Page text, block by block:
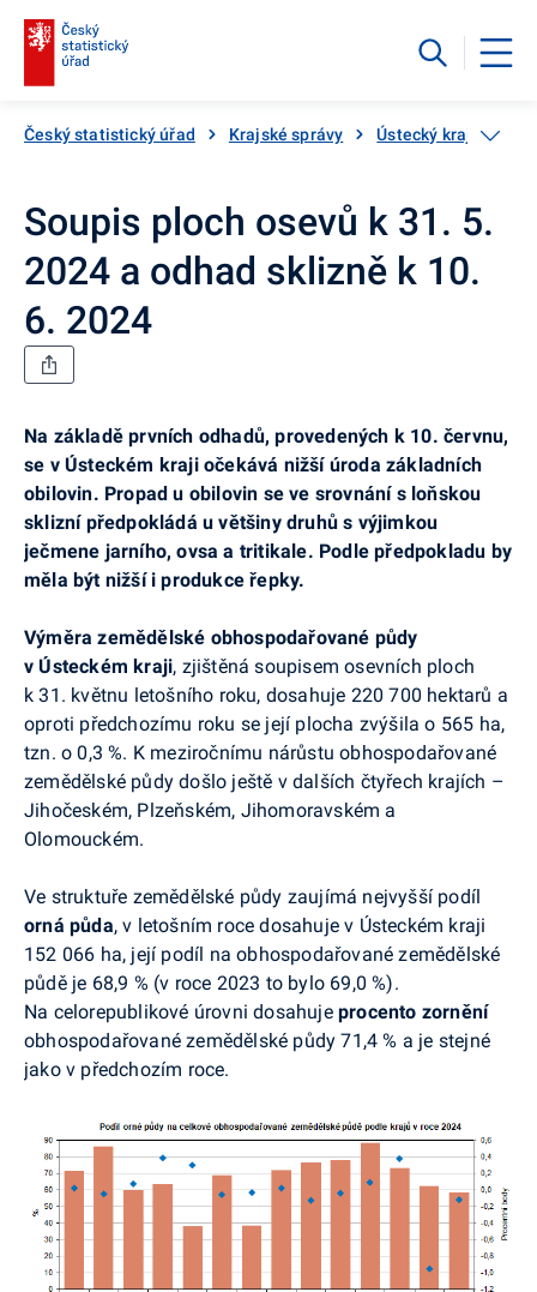
Český statistický úřad Krajské správy Ústecký kraj
Soupis ploch osevů k 31. 5.
2024 a odhad sklizně k 10.
6. 2024
Na základě prvních odhadů, provedených k 10. červnu,
se v Ústeckém kraji očekává nižší úroda základních
obilovin. Propad u obilovin se ve srovnání s loňskou
sklizní předpokládá u většiny druhů s výjimkou
ječmene jarního, ovsa a tritikale. Podle předpokladu by
měla být nižší i produkce řepky.
Výměra zemědělské obhospodařované půdy
v Ústeckém kraji, zjištěná soupisem osevních ploch
k 31. květnu letošního roku, dosahuje 220 700 hektarů a
oproti předchozímu roku se její plocha zvýšila o 565 ha,
tzn. o 0,3 %. K meziročnímu nárůstu obhospodařované
zemědělské půdy došlo ještě v dalších čtyřech krajích –
Jihočeském, Plzeňském, Jihomoravském a
Olomouckém.
Ve struktuře zemědělské půdy zaujímá nejvyšší podíl
orná půda, v letošním roce dosahuje v Ústeckém kraji
152 066 ha, její podíl na obhospodařované zemědělské
půdě je 68,9 % (v roce 2023 to bylo 69,0 %).
Na celorepublikové úrovni dosahuje procento zornění
obhospodařované zemědělské půdy 71,4 % a je stejné
jako v předchozím roce.